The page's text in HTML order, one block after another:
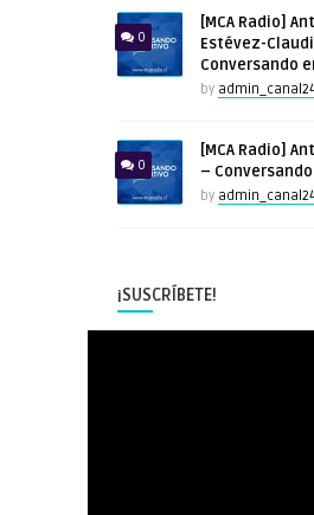
0
[MCA Radio]
Estévez-
Conversando
by
0
[MCA Radio]
–
by
¡SUSCRÍBETE!